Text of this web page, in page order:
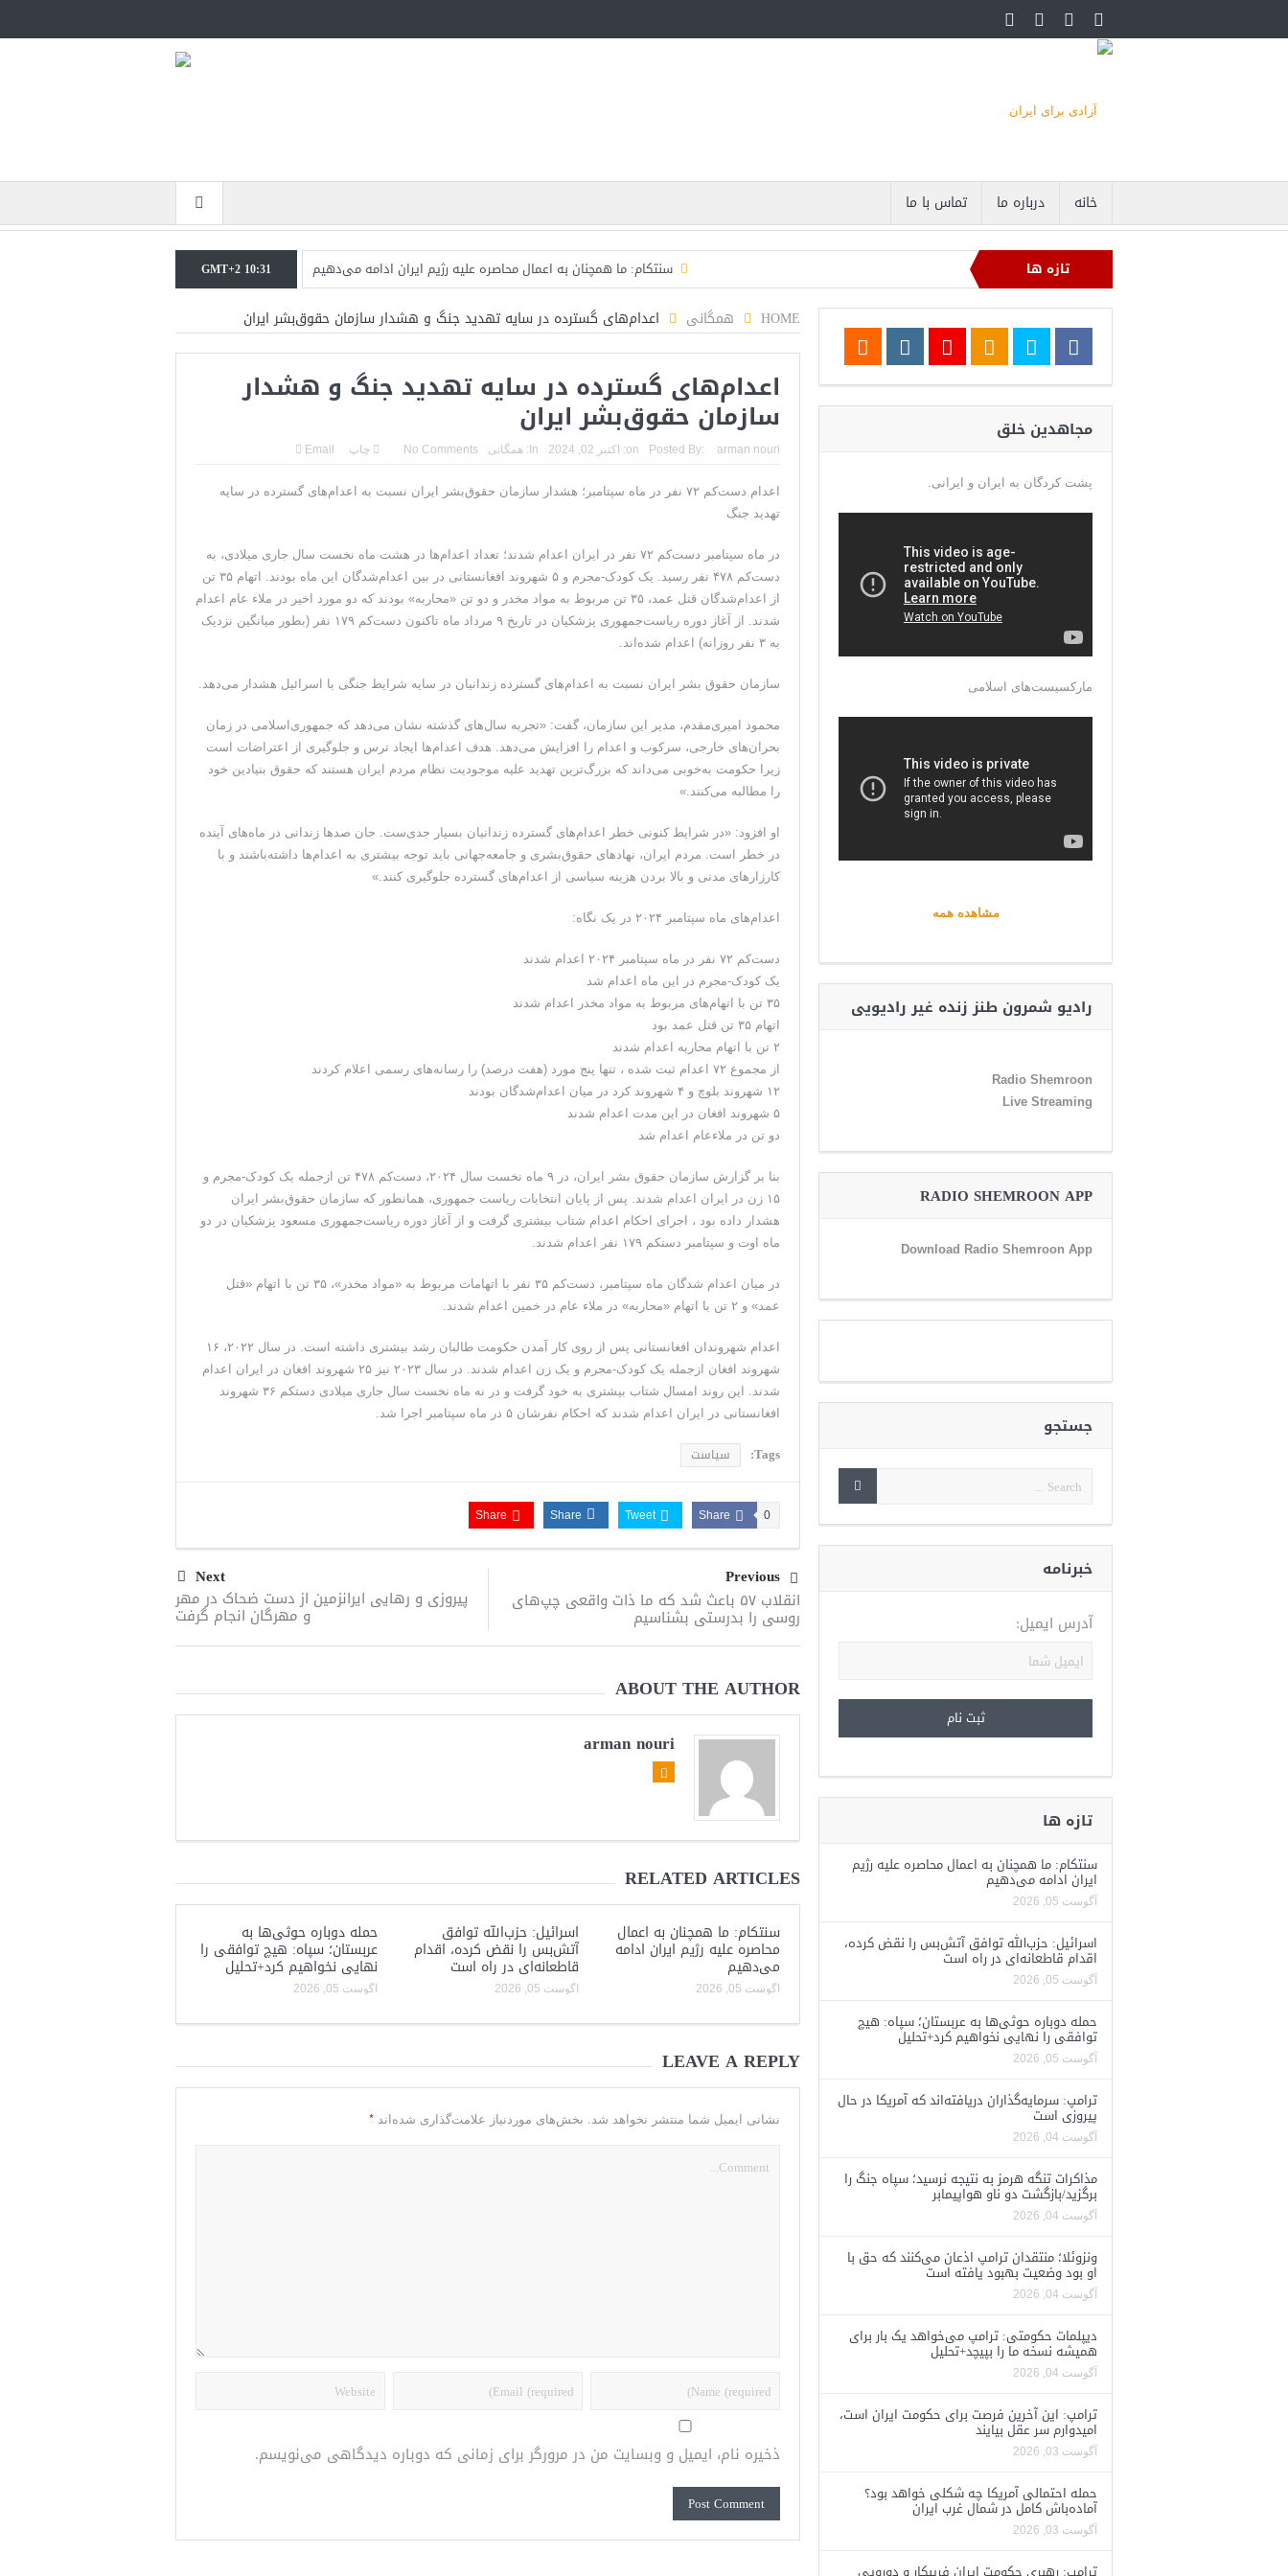
خانه درباره ما تماس با ما
تازه ها
سنتکام: ما همچنان به اعمال محاصره علیه رژیم ایران ادامه می‌دهیم
اسرائیل: حزب‌الله توافق آتش‌بس را نقض کرده، اقدام قاطعانه‌ای در راه است
حمله دوباره حوثی‌ها به عربستان؛ سپاه: هیچ توافقی را نهایی نخواهیم کرد+تحلیل
ترامپ: سرمایه‌گذاران دریافته‌اند که آمریکا در حال پیروزی است
مذاکرات تنگه هرمز به نتیجه نرسید؛ سپاه جنگ را برگزید/بازگشت دو ناو هواپیمابر
ونزوئلا؛ منتقدان ترامپ اذعان می‌کنند که حق با او بود وضعیت بهبود یافته است
دیپلمات حکومتی: ترامپ می‌خواهد یک بار برای همیشه نسخه ما را بپیچد+تحلیل
حمله احتمالی آمریکا چه شکلی خواهد بود؟ آماده‌باش کامل در شمال غرب ایران
ترامپ: رهبری حکومت ایران فریبکار و دورویی عجیبی از خود نشان می‌دهد
GMT+2 10:31
HOME همگانی اعدام‌های گسترده در سایه تهدید جنگ و هشدار سازمان حقوق‌بشر ایران
اعدام‌های گسترده در سایه تهدید جنگ و هشدار
سازمان حقوق‌بشر ایران
Posted By: arman nouri
on: اکتبر 02, 2024 In: همگانی No Comments چاپ Email
اعدام دست‌کم ۷۲ نفر در ماه سپتامبر؛ هشدار سازمان حقوق‌بشر ایران نسبت به اعدام‌های گسترده در سایه
تهدید جنگ
در ماه سپتامبر دست‌کم ۷۲ نفر در ایران اعدام شدند؛ تعداد اعدام‌ها در هشت ماه نخست سال جاری میلادی، به
دست‌کم ۴۷۸ نفر رسید. یک کودک-مجرم و ۵ شهروند افغانستانی در بین اعدام‌شدگان این ماه بودند. اتهام ۳۵ تن
از اعدام‌شدگان قتل عمد، ۳۵ تن مربوط به مواد مخدر و دو تن «محاربه» بودند که دو مورد اخیر در ملاء عام اعدام
شدند. از آغاز دوره ریاست‌جمهوری پزشکیان در تاریخ ۹ مرداد ماه تاکنون دست‌کم ۱۷۹ نفر (بطور میانگین نزدیک
به ۳ نفر روزانه) اعدام شده‌اند.
سازمان حقوق بشر ایران نسبت به اعدام‌های گسترده زندانیان در سایه شرایط جنگی با اسرائیل هشدار می‌دهد.
محمود امیری‌مقدم، مدیر این سازمان، گفت: «تجربه سال‌های گذشته نشان می‌دهد که جمهوری‌اسلامی در زمان
بحران‌های خارجی، سرکوب و اعدام را افزایش می‌دهد. هدف اعدام‌ها ایجاد ترس و جلوگیری از اعتراضات است
زیرا حکومت به‌خوبی می‌داند که بزرگ‌ترین تهدید علیه موجودیت نظام مردم ایران هستند که حقوق بنیادین خود
را مطالبه می‌کنند.»
او افزود: «در شرایط کنونی خطر اعدام‌های گسترده زندانیان بسیار جدی‌ست. جان صد‌ها زندانی در ماه‌های آینده
در خطر است. مردم ایران، نهاد‌های حقوق‌بشری و جامعه‌جهانی باید توجه بیشتری به اعدام‌ها داشته‌باشند و با
کارزارهای مدنی و بالا بردن هزینه سیاسی از اعدام‌های گسترده جلوگیری کنند.»
اعدام‌های ماه سپتامبر ۲۰۲۴ در یک نگاه:
دست‌کم ۷۲ نفر در ماه سپتامبر ۲۰۲۴ اعدام شدند
یک کودک-مجرم در این ماه اعدام شد
۳۵ تن با اتهام‌های مربوط به مواد مخدر اعدام شدند
اتهام ۳۵ تن قتل عمد بود
۲ تن با اتهام محاربه اعدام شدند
از مجموع ۷۲ اعدام ثبت شده ، تنها پنج مورد (هفت درصد) را رسانه‌های رسمی اعلام کردند
۱۲ شهروند بلوچ و ۴ شهروند کرد در میان اعدام‌شدگان بودند
۵ شهروند افغان در این مدت اعدام شدند
دو تن در ملاءعام اعدام شد
بنا بر گزارش سازمان حقوق بشر ایران، در ۹ ماه نخست سال ۲۰۲۴، دست‌کم ۴۷۸ تن ازجمله یک کودک-مجرم و
۱۵ زن در ایران اعدام شدند. پس از پایان انتخابات ریاست جمهوری، همانطور که سازمان حقوق‌بشر ایران
هشدار داده بود ، اجرای احکام اعدام شتاب بیشتری گرفت و از آغاز دوره ریاست‌جمهوری مسعود پزشکیان در دو
ماه اوت و سپتامبر دستکم ۱۷۹ نفر اعدام شدند.
در میان اعدام شدگان ماه سپتامبر، دست‌کم ۳۵ نفر با اتهامات مربوط به «مواد مخدر»، ۳۵ تن با اتهام «قتل
عمد» و ۲ تن با اتهام «محاربه» در ملاء عام در خمین اعدام شدند.
اعدام شهروندان افغانستانی پس از روی کار آمدن حکومت طالبان رشد بیشتری داشته است. در سال ۲۰۲۲، ۱۶
شهروند افغان ازجمله یک کودک-مجرم و یک زن اعدام شدند. در سال ۲۰۲۳ نیز ۲۵ شهروند افغان در ایران اعدام
شدند. این روند امسال شتاب بیشتری به خود گرفت و در نه ماه نخست سال جاری میلادی دستکم ۳۶ شهروند
افغانستانی در ایران اعدام شدند که احکام نفرشان ۵ در ماه سپتامبر اجرا شد.
Tags: سیاست
Share 0
Tweet
Share
Share
Previous
انقلاب ۵۷ باعث شد که ما ذات واقعی چپ‌های
روسی را بدرستی بشناسیم
Next
پیروزی و رهایی ایرانزمین از دست ضحاک در مهر
و مهرگان انجام گرفت
ABOUT THE AUTHOR
arman nouri
RELATED ARTICLES
سنتکام: ما همچنان به اعمال
محاصره علیه رژیم ایران ادامه
می‌دهیم
آگوست 05, 2026
اسرائیل: حزب‌الله توافق
آتش‌بس را نقض کرده، اقدام
قاطعانه‌ای در راه است
آگوست 05, 2026
حمله دوباره حوثی‌ها به
عربستان؛ سپاه: هیچ توافقی را
نهایی نخواهیم کرد+تحلیل
آگوست 05, 2026
LEAVE A REPLY
نشانی ایمیل شما منتشر نخواهد شد. بخش‌های موردنیاز علامت‌گذاری شده‌اند *
ذخیره نام، ایمیل و وبسایت من در مرورگر برای زمانی که دوباره دیدگاهی می‌نویسم.
مجاهدین خلق
پشت کردگان به ایران و ایرانی.
مارکسیست‌های اسلامی
مشاهده همه
رادیو شمرون طنز زنده غیر رادیویی
Radio Shemroon
Live Streaming
RADIO SHEMROON APP
Download Radio Shemroon App
جستجو
خبرنامه
آدرس ایمیل:
تازه ها
سنتکام: ما همچنان به اعمال محاصره علیه رژیم
ایران ادامه می‌دهیم
آگوست 05, 2026
اسرائیل: حزب‌الله توافق آتش‌بس را نقض کرده،
اقدام قاطعانه‌ای در راه است
آگوست 05, 2026
حمله دوباره حوثی‌ها به عربستان؛ سپاه: هیچ
توافقی را نهایی نخواهیم کرد+تحلیل
آگوست 05, 2026
ترامپ: سرمایه‌گذاران دریافته‌اند که آمریکا در حال
پیروزی است
آگوست 04, 2026
مذاکرات تنگه هرمز به نتیجه نرسید؛ سپاه جنگ را
برگزید/بازگشت دو ناو هواپیمابر
آگوست 04, 2026
ونزوئلا؛ منتقدان ترامپ اذعان می‌کنند که حق با
او بود وضعیت بهبود یافته است
آگوست 04, 2026
دیپلمات حکومتی: ترامپ می‌خواهد یک بار برای
همیشه نسخه ما را بپیچد+تحلیل
آگوست 04, 2026
ترامپ: این آخرین فرصت برای حکومت ایران است،
امیدوارم سر عقل بیایند
آگوست 03, 2026
حمله احتمالی آمریکا چه شکلی خواهد بود؟
آماده‌باش کامل در شمال غرب ایران
آگوست 03, 2026